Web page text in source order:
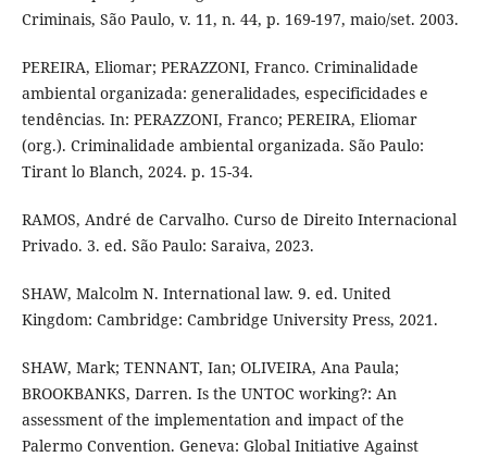
Criminais, São Paulo, v. 11, n. 44, p. 169-197, maio/set. 2003.
PEREIRA, Eliomar; PERAZZONI, Franco. Criminalidade
ambiental organizada: generalidades, especificidades e
tendências. In: PERAZZONI, Franco; PEREIRA, Eliomar
(org.). Criminalidade ambiental organizada. São Paulo:
Tirant lo Blanch, 2024. p. 15-34.
RAMOS, André de Carvalho. Curso de Direito Internacional
Privado. 3. ed. São Paulo: Saraiva, 2023.
SHAW, Malcolm N. International law. 9. ed. United
Kingdom: Cambridge: Cambridge University Press, 2021.
SHAW, Mark; TENNANT, Ian; OLIVEIRA, Ana Paula;
BROOKBANKS, Darren. Is the UNTOC working?: An
assessment of the implementation and impact of the
Palermo Convention. Geneva: Global Initiative Against